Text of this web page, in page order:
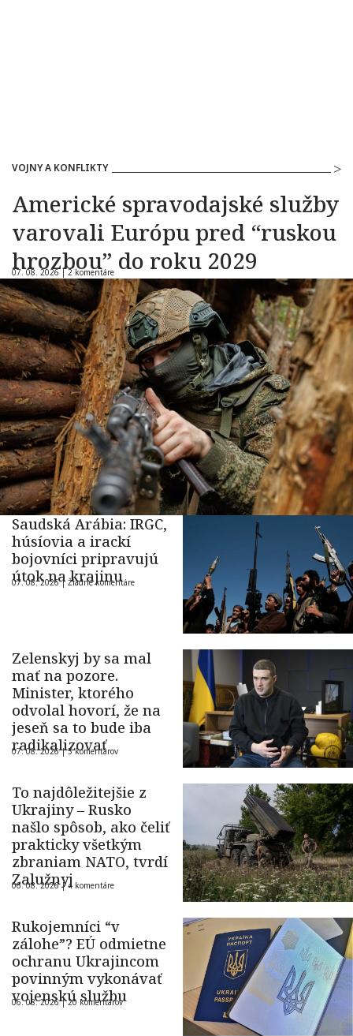
VOJNY A KONFLIKTY
Americké spravodajské služby
varovali Európu pred “ruskou
hrozbou” do roku 2029
07. 08. 2026 |2 komentáre
Saudská Arábia: IRGC,
húsíovia a irackí
bojovníci pripravujú
útok na krajinu
07. 08. 2026 |Žiadne komentáre
Zelenskyj by sa mal
mať na pozore.
Minister, ktorého
odvolal hovorí, že na
jeseň sa to bude iba
radikalizovať
07. 08. 2026 |5 komentárov
To najdôležitejšie z
Ukrajiny – Rusko
našlo spôsob, ako čeliť
prakticky všetkým
zbraniam NATO, tvrdí
Zalužnyj
06. 08. 2026 |4 komentáre
Rukojemníci “v
zálohe”? EÚ odmietne
ochranu Ukrajincom
povinným vykonávať
vojenskú službu
06. 08. 2026 |20 komentárov